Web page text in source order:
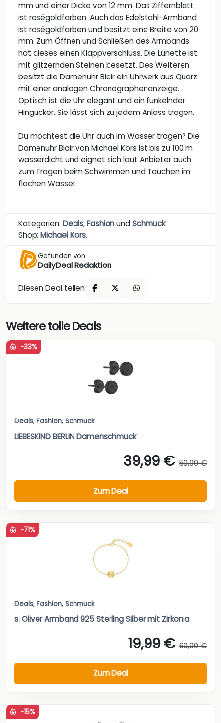
mm und einer Dicke von 12 mm. Das Ziffernblatt
ist roségoldfarben. Auch das Edelstahl-Armband
ist roségoldfarben und besitzt eine Breite von 20
mm. Zum Öffnen und Schließen des Armbands
hat dieses einen Klappverschluss. Die Lünette ist
mit glitzernden Steinen besetzt. Des Weiteren
besitzt die Damenuhr Blair ein Uhrwerk aus Quarz
mit einer analogen Chronographenanzeige.
Optisch ist die Uhr elegant und ein funkelnder
Hingucker. Sie lässt sich zu jedem Anlass tragen.
Du möchtest die Uhr auch im Wasser tragen? Die
Damenuhr Blair von Michael Kors ist bis zu 100 m
wasserdicht und eignet sich laut Anbieter auch
zum Tragen beim Schwimmen und Tauchen im
flachen Wasser.
Kategorien: Deals,FashionundSchmuck.
Shop: Michael Kors.
Gefunden von
DailyDeal Redaktion
Diesen Deal teilen
Weitere tolle Deals
-33%
Deals, Fashion, Schmuck
LIEBESKIND BERLIN Damenschmuck
39,99 € 59,90 €
Zum Deal
-71%
Deals, Fashion, Schmuck
s. Oliver Armband 925 Sterling Silber mit Zirkonia
19,99 € 69,99 €
Zum Deal
-15%